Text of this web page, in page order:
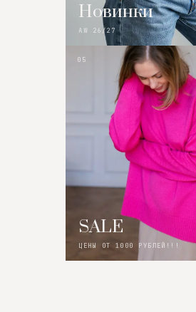
Новинки
AW 26/27
05
SALE
ЦЕНЫ ОТ 1000 РУБЛЕЙ!!!